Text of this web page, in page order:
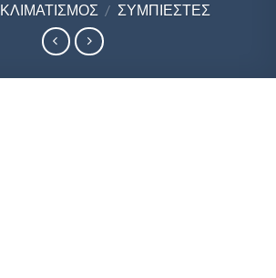
ΚΛΙΜΑΤΙΣΜΟΣ / ΣΥΜΠΙΕΣΤΕΣ